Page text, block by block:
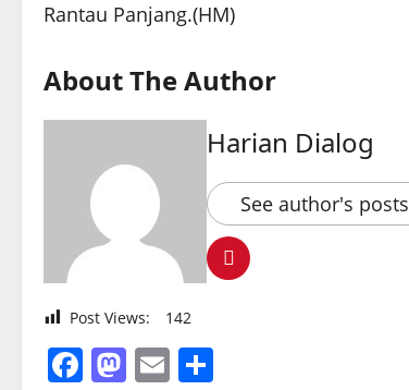
Rantau Panjang.(HM)
About The Author
Harian Dialog
See author's posts
Post Views: 142
Facebook
Mastodon
Email